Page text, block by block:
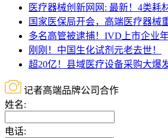
医疗器械创新网网: 最新！4类耗
国家医保局开会，高端医疗器械
多名高管被逮捕！IVD上市企业年
刚刚！中国生化试剂元老去世！
超20亿！县域医疗设备采购大爆
记者高端品牌公司合作
姓名:
电话: